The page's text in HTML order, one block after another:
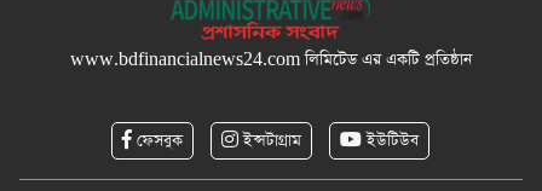
www.bdfinancialnews24.comলিমিটেড এর একটি প্রতিষ্ঠান
ফেসবুক ইন্সটাগ্রাম ইউটিউব